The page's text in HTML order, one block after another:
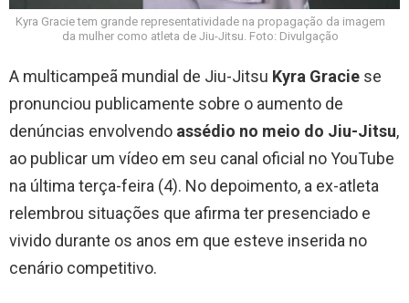
Kyra Gracie tem grande representatividade na propagação da imagem
da mulher como atleta de Jiu-Jitsu. Foto: Divulgação
A multicampeã mundial de Jiu-Jitsu Kyra Gracie se
pronunciou publicamente sobre o aumento de
denúncias envolvendo assédio no meio do Jiu-Jitsu,
ao publicar um vídeo em seu canal oficial no YouTube
na última terça-feira (4). No depoimento, a ex-atleta
relembrou situações que afirma ter presenciado e
vivido durante os anos em que esteve inserida no
cenário competitivo.